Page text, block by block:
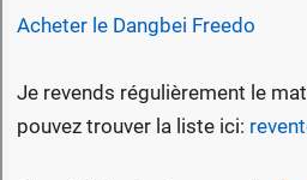
Acheter le Dangbei Freedo
Je revends régulièrement le
pouvez trouver la liste ici: